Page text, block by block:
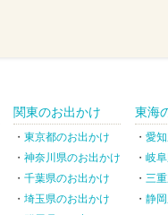
関東のお出かけ
東京都のお出かけ
神奈川県のお出かけ
千葉県のお出かけ
埼玉県のお出かけ
東海
愛
岐
三
静